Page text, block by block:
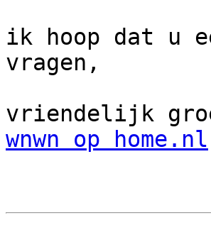
ik hoop dat u
vragen,
wnwn op home.nl